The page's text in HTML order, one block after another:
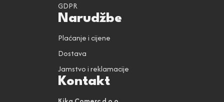
GDPR
Narudžbe
Plaćanje i cijene
Dostava
Jamstvo i reklamacije
Kontakt